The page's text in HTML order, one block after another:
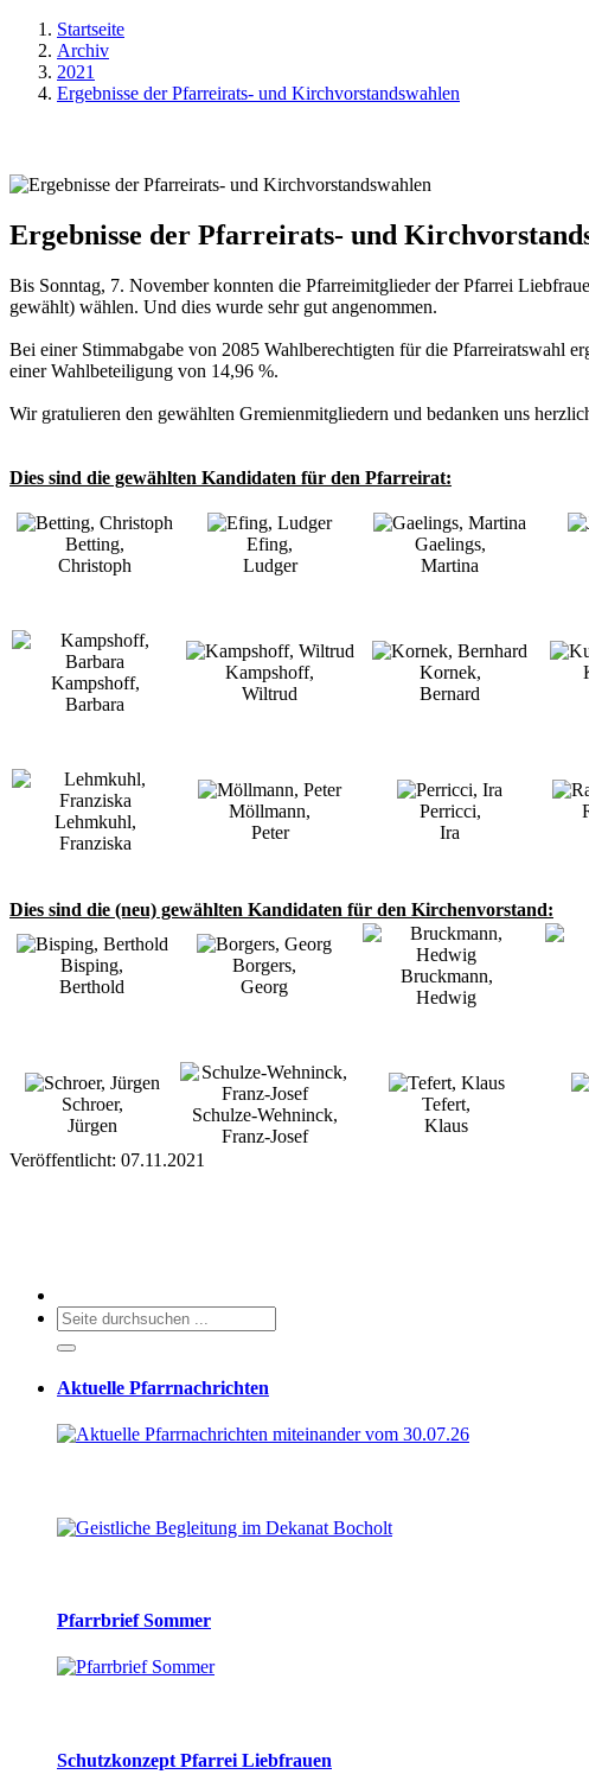
Startseite
Archiv
2021
Ergebnisse der Pfarreirats- und Kirchvorstandswahlen
Ergebnisse der Pfarreirats- und
Bis Sonntag, 7. November konnten die Pfarreimitglieder der Pfarrei
gewählt) wählen. Und dies wurde sehr gut angenommen.
Bei einer Stimmabgabe von 2085 Wahlberechtigten für die Pfarreiratswahl
einer Wahlbeteiligung von 14,96 %.
Wir gratulieren den gewählten Gremienmitgliedern und bedanken uns
Dies sind die gewählten Kandidaten für den Pfarreirat:
Betting,
Christoph
Efing,
Ludger
Gaelings,
Martina
Kampshoff,
Barbara
Kampshoff,
Wiltrud
Kornek,
Bernard
Lehmkuhl,
Franziska
Möllmann,
Peter
Perricci,
Ira
Dies sind die (neu) gewählten Kandidaten für den Kirchenvorstand:
Bisping,
Berthold
Borgers,
Georg
Bruckmann,
Hedwig
Schroer,
Jürgen
Schulze-Wehninck,
Franz-Josef
Tefert,
Klaus
Veröffentlicht: 07.11.2021
Aktuelle Pfarrnachrichten
Pfarrbrief Sommer
Schutzkonzept Pfarrei Liebfrauen